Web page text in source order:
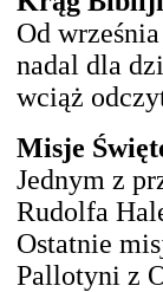
Od
nadal dla
wciąż
Misje
Jednym z
Rudolfa
Ostatnie
Pallotyni z